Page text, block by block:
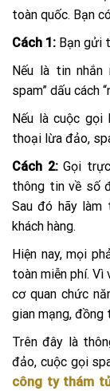
toàn quốc. Bạn
Cách 1: Bạn gửi
Nếu là tin
spam” dấu cách
Nếu là cuộc gọi
thoại lừa đảo,
Cách 2:Gọi
thông tin về số
Sau đó hãy làm
khách hàng.
Hiện nay, mọi
toàn miễn phí. Vì
cơ quan chức
gian mạng, đồng
Trên đây là
đảo, cuộc gọi
công ty thám